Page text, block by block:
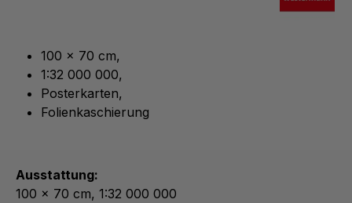
100 x 70 cm,
1:32 000 000,
Posterkarten,
Folienkaschierung
Ausstattung:
100 x 70 cm, 1:32 000 000